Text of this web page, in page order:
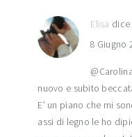
Elisa dice
8 Giugno
nuovo e subito
E’ un piano che mi
assi di legno le ho